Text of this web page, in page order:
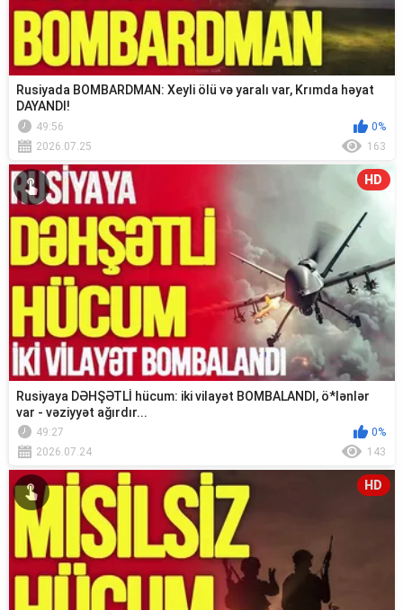
Rusiyada BOMBARDMAN: Xeyli ölü və yaralı var, Krımda həyat
DAYANDI!
49:56
0%
2026.07.25
163
HD
Rusiyaya DƏHŞƏTLİ hücum: iki vilayət BOMBALANDI, ö*lənlər
var - vəziyyət ağırdır...
49:27
0%
2026.07.24
143
HD